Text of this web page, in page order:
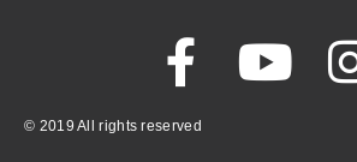
© 2019 All rights reserved